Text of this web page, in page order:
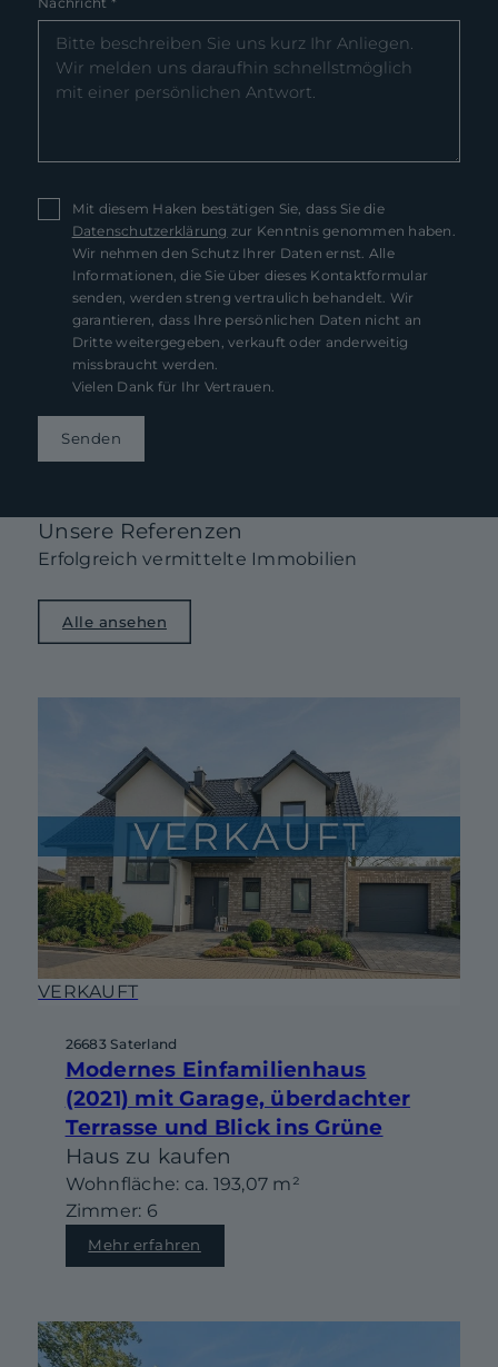
Mit diesem Haken bestätigen Sie, dass Sie die
Datenschutzerklärung zur Kenntnis genommen haben.
Wir nehmen den Schutz Ihrer Daten ernst. Alle
Informationen, die Sie über dieses Kontaktformular
senden, werden streng vertraulich behandelt. Wir
garantieren, dass Ihre persönlichen Daten nicht an
Dritte weitergegeben, verkauft oder anderweitig
missbraucht werden.
Vielen Dank für Ihr Vertrauen.
Senden
Unsere Referenzen
Erfolgreich vermittelte Immobilien
Alle ansehen
VERKAUFT
26683 Saterland
Modernes Einfamilienhaus
(2021) mit Garage, überdachter
Terrasse und Blick ins Grüne
Haus zu kaufen
Wohnfläche: ca. 193,07 m²
Zimmer: 6
Mehr erfahren